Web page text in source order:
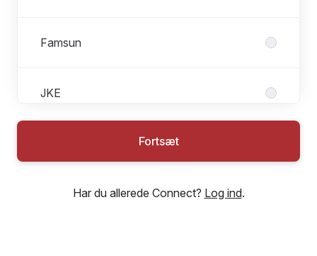
Famsun
JKE
SELECT SPORT
Fortsæt
Har du allerede Connect? Log ind.